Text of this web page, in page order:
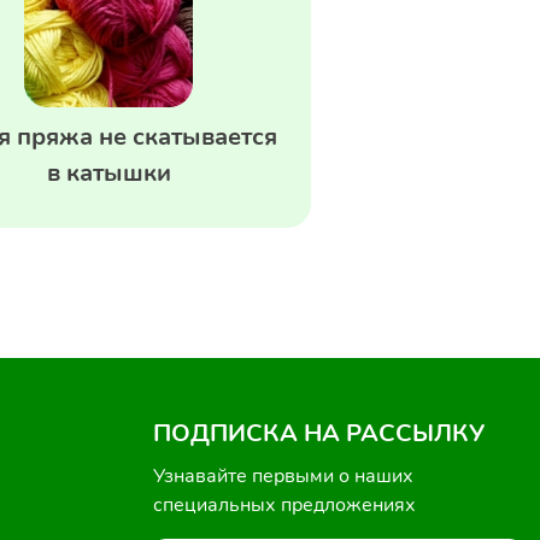
пряжа не скатывается
в катышки
ПОДПИСКА НА РАССЫЛКУ
Узнавайте первыми о наших
специальных предложениях